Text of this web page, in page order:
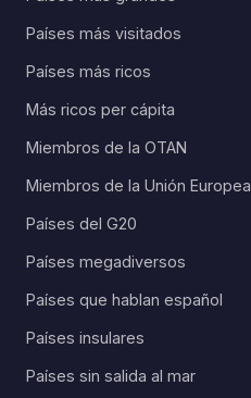
Países más visitados
Países más ricos
Más ricos per cápita
Miembros de la OTAN
Miembros de la Unión Europea
Países del G20
Países megadiversos
Países que hablan español
Países insulares
Países sin salida al mar